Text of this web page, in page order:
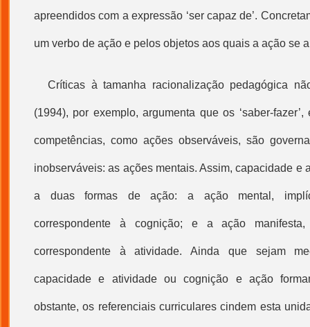
apreendidos com a expressão ‘ser capaz de’.
um verbo de ação e pelos objetos aos quais a ação se
Críticas à tamanha racionalização pedagógica
(1994), por exemplo, argumenta que os ‘saber-
competências, como ações observáveis, são
inobserváveis: as ações mentais. Assim, capacidade e
a duas formas de ação: a ação mental,
correspondente à cognição; e a ação manifesta,
correspondente à atividade. Ainda que sejam
capacidade e atividade ou cognição e ação
obstante, os referenciais curriculares cindem esta